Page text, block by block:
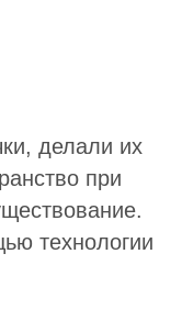
делали их
при
технологии